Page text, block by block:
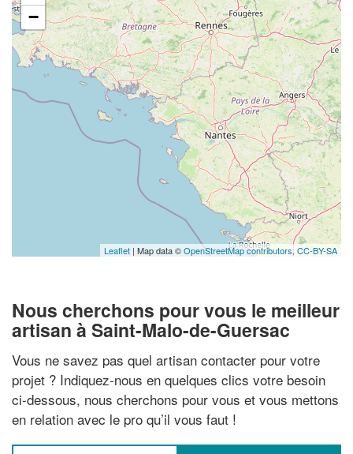
−
Leaflet | Map data ©OpenStreetMap contributors, CC-BY-SA
Nous cherchons pour vous le meilleur
artisan à Saint-Malo-de-Guersac
Vous ne savez pas quel artisan contacter pour votre
projet ? Indiquez-nous en quelques clics votre besoin
ci-dessous, nous cherchons pour vous et vous mettons
en relation avec le pro qu’il vous faut !